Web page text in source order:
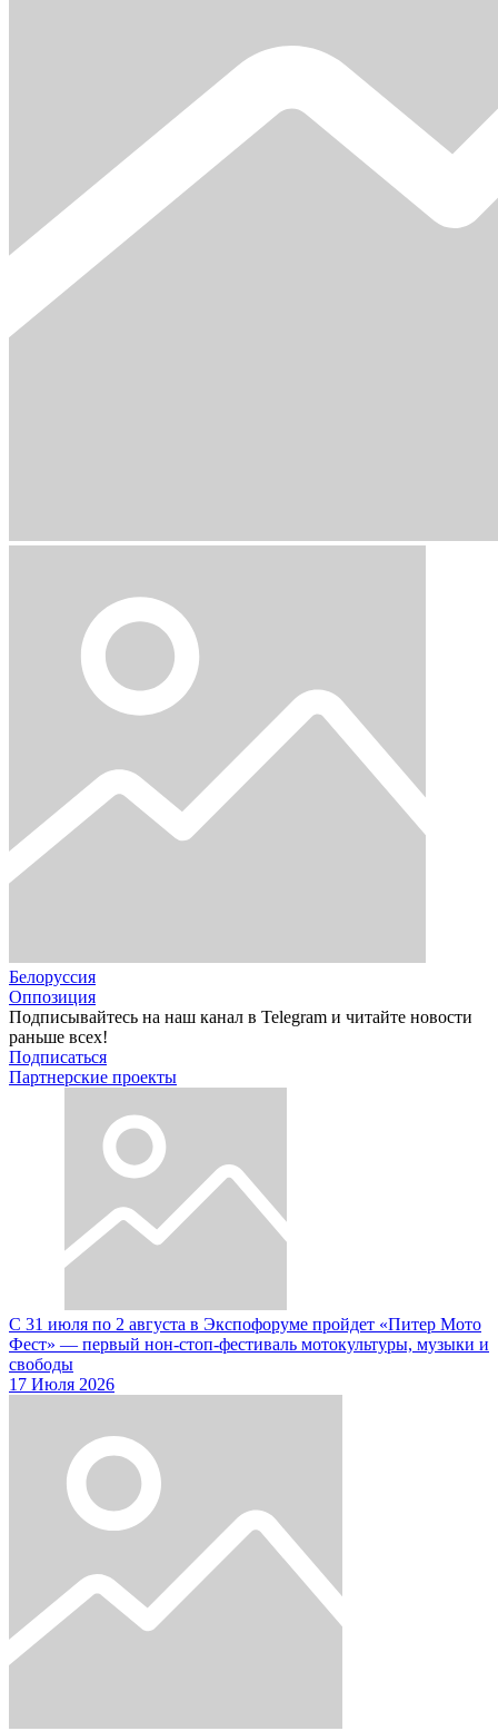
Белоруссия
Оппозиция
Подписывайтесь на наш канал в Telegram и читайте новости
раньше всех!
Подписаться
Партнерские проекты
С 31 июля по 2 августа в Экспофоруме пройдет «Питер Мото
Фест» — первый нон-стоп-фестиваль мотокультуры, музыки и
свободы
17 Июля 2026